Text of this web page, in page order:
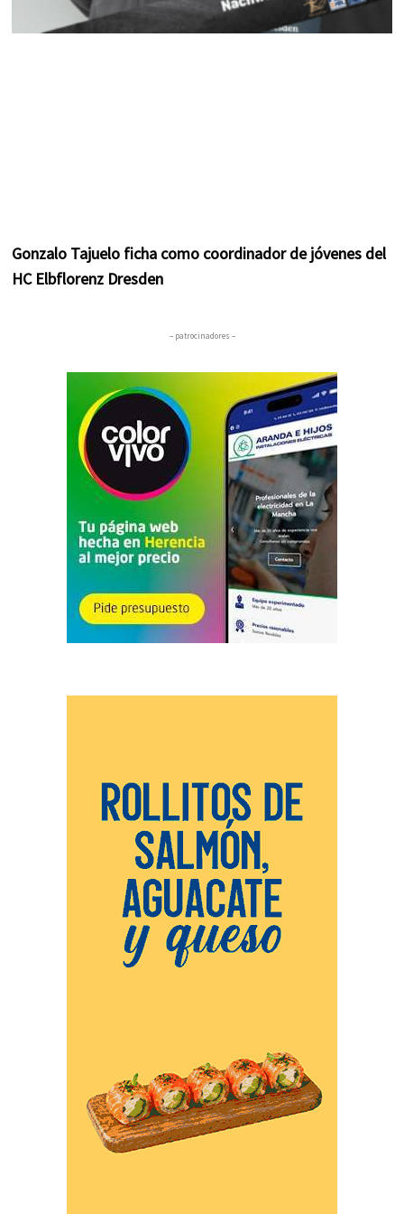
Gonzalo Tajuelo ficha como coordinador de jóvenes del
HC Elbflorenz Dresden
– patrocinadores –